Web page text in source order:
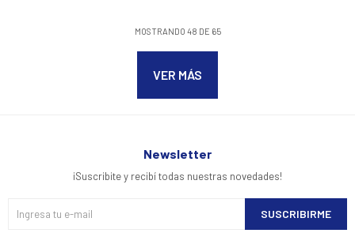
MOSTRANDO 48 DE 65
VER MÁS
Newsletter
¡Suscribite y recibí todas nuestras novedades!
SUSCRIBIRME